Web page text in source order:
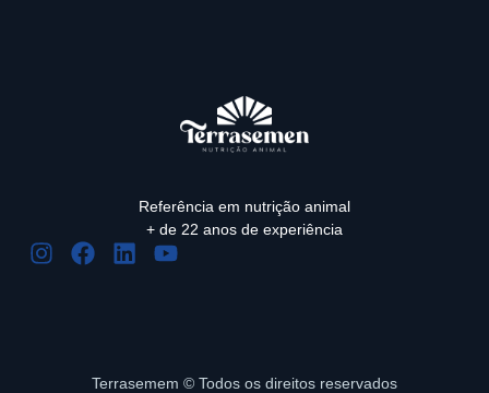
Referência em nutrição animal
+ de 22 anos de experiência
Terrasemem © Todos os direitos reservados